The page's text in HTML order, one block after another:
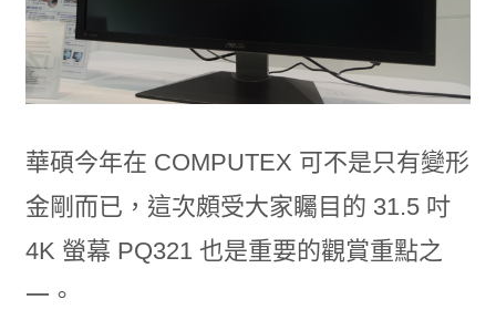
華碩今年在 COMPUTEX 可不是只有變形
金剛而已，這次頗受大家矚目的 31.5 吋
4K 螢幕 PQ321 也是重要的觀賞重點之
一。